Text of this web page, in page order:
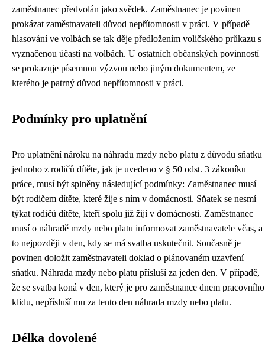
zaměstnanec předvolán jako svědek. Zaměstnanec je povinen
prokázat zaměstnavateli důvod nepřítomnosti v práci. V případě
hlasování ve volbách se tak děje předložením voličského průkazu s
vyznačenou účastí na volbách. U ostatních občanských povinností
se prokazuje písemnou výzvou nebo jiným dokumentem, ze
kterého je patrný důvod nepřítomnosti v práci.
Podmínky pro uplatnění
Pro uplatnění nároku na náhradu mzdy nebo platu z důvodu sňatku
jednoho z rodičů dítěte, jak je uvedeno v § 50 odst. 3 zákoníku
práce, musí být splněny následující podmínky: Zaměstnanec musí
být rodičem dítěte, které žije s ním v domácnosti. Sňatek se nesmí
týkat rodičů dítěte, kteří spolu již žijí v domácnosti. Zaměstnanec
musí o náhradě mzdy nebo platu informovat zaměstnavatele včas, a
to nejpozději v den, kdy se má svatba uskutečnit. Současně je
povinen doložit zaměstnavateli doklad o plánovaném uzavření
sňatku. Náhrada mzdy nebo platu přísluší za jeden den. V případě,
že se svatba koná v den, který je pro zaměstnance dnem pracovního
klidu, nepřísluší mu za tento den náhrada mzdy nebo platu.
Délka dovolené